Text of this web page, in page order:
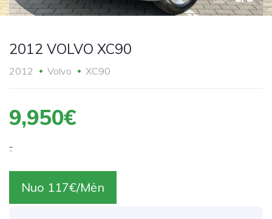
2012 VOLVO XC90
2012 Volvo XC90
9,950€
.
Nuo 117€/Mėn